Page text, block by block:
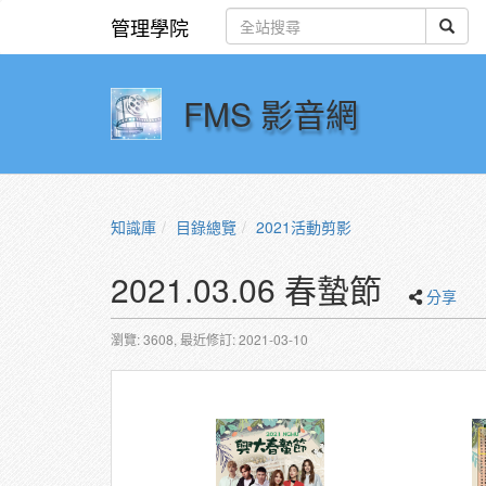
管理學院
FMS 影音網
知識庫 目錄總覽 2021活動剪影
2021.03.06 春蟄節 分享
瀏覽: 3608, 最近修訂: 2021-03-10